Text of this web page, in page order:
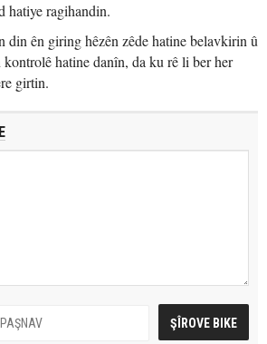
hatiye ragihandin.
din ên giring hêzên zêde hatine belavkirin û
hatine danîn, da ku rê li ber her
girtin.